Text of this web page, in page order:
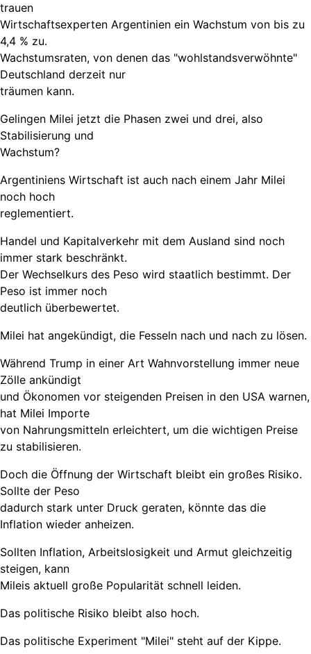
trauen
Wirtschaftsexperten Argentinien ein Wachstum von bis zu
4,4 % zu.
Wachstumsraten, von denen das "wohlstandsverwöhnte"
Deutschland derzeit nur
träumen kann.
Gelingen Milei jetzt die Phasen zwei und drei, also
Stabilisierung und
Wachstum?
Argentiniens Wirtschaft ist auch nach einem Jahr Milei
noch hoch
reglementiert.
Handel und Kapitalverkehr mit dem Ausland sind noch
immer stark beschränkt.
Der Wechselkurs des Peso wird staatlich bestimmt. Der
Peso ist immer noch
deutlich überbewertet.
Milei hat angekündigt, die Fesseln nach und nach zu lösen.
Während Trump in einer Art Wahnvorstellung immer neue
Zölle ankündigt
und Ökonomen vor steigenden Preisen in den USA warnen,
hat Milei Importe
von Nahrungsmitteln erleichtert, um die wichtigen Preise
zu stabilisieren.
Doch die Öffnung der Wirtschaft bleibt ein großes Risiko.
Sollte der Peso
dadurch stark unter Druck geraten, könnte das die
Inflation wieder anheizen.
Sollten Inflation, Arbeitslosigkeit und Armut gleichzeitig
steigen, kann
Mileis aktuell große Popularität schnell leiden.
Das politische Risiko bleibt also hoch.
Das politische Experiment "Milei" steht auf der Kippe.